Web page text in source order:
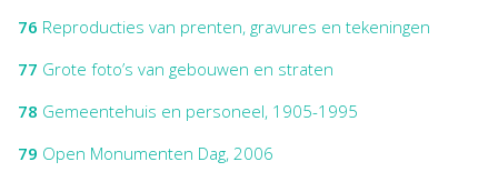
76 Reproducties van prenten, gravures en tekeningen
77 Grote foto’s van gebouwen en straten
78 Gemeentehuis en personeel, 1905-1995
79 Open Monumenten Dag, 2006